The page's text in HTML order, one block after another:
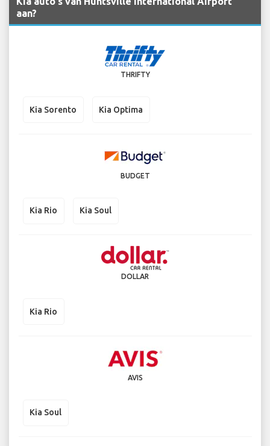
aan?
THRIFTY
Kia Sorento Kia Optima
BUDGET
Kia Rio Kia Soul
DOLLAR
Kia Rio
AVIS
Kia Soul